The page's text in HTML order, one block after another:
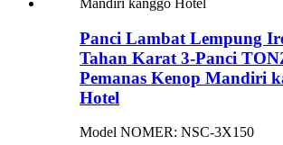
Panci Lambat Lempung
Tahan Karat 3-Panci
Pemanas Kenop Mandiri
Hotel
Model NOMER: NSC-3X150